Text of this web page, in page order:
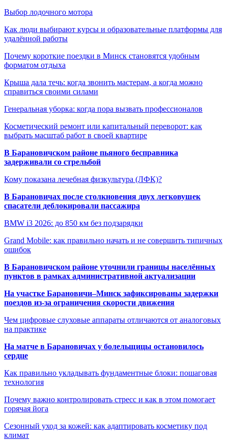
Выбор лодочного мотора
Как люди выбирают курсы и образовательные платформы для
удалённой работы
Почему короткие поездки в Минск становятся удобным
форматом отдыха
Крыша дала течь: когда звонить мастерам, а когда можно
справиться своими силами
Генеральная уборка: когда пора вызвать профессионалов
Косметический ремонт или капитальный переворот: как
выбрать масштаб работ в своей квартире
В Барановичском районе пьяного бесправника
задерживали со стрельбой
Кому показана лечебная физкультура (ЛФК)?
В Барановичах после столкновения двух легковушек
спасатели деблокировали пассажира
BMW i3 2026: до 850 км без подзарядки
Grand Mobile: как правильно начать и не совершить типичных
ошибок
В Барановичском районе уточнили границы населённых
пунктов в рамках административной актуализации
На участке Барановичи–Минск зафиксированы задержки
поездов из-за ограничения скорости движения
Чем цифровые слуховые аппараты отличаются от аналоговых
на практике
На матче в Барановичах у болельщицы остановилось
сердце
Как правильно укладывать фундаментные блоки: пошаговая
технология
Почему важно контролировать стресс и как в этом помогает
горячая йога
Сезонный уход за кожей: как адаптировать косметику под
климат